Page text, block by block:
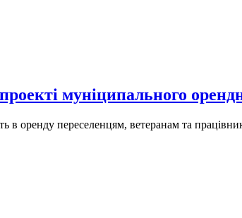
муніципального
в оренду переселенцям, ветеранам та